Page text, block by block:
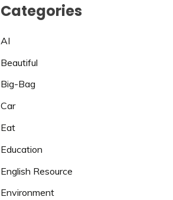
Categories
AI
Beautiful
Big-Bag
Car
Eat
Education
English Resource
Environment